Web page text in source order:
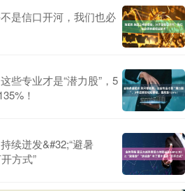
是信口开河，我们也必
些专业才是“潜力股”，5
！
续迸发&#32;“避暑
方式”